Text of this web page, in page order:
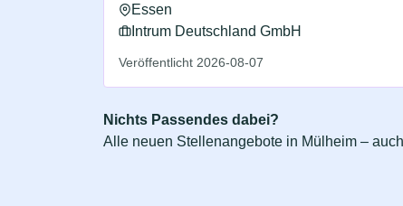
Essen
Intrum Deutschland GmbH
Veröffentlicht 2026-08-07
Nichts Passendes dabei?
Alle neuen Stellenangebote in Mülheim –